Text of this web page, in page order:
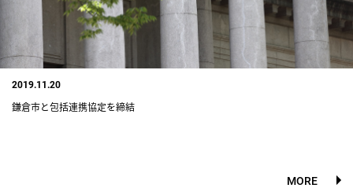
2019.11.20
鎌倉市と包括連携協定を締結
MORE